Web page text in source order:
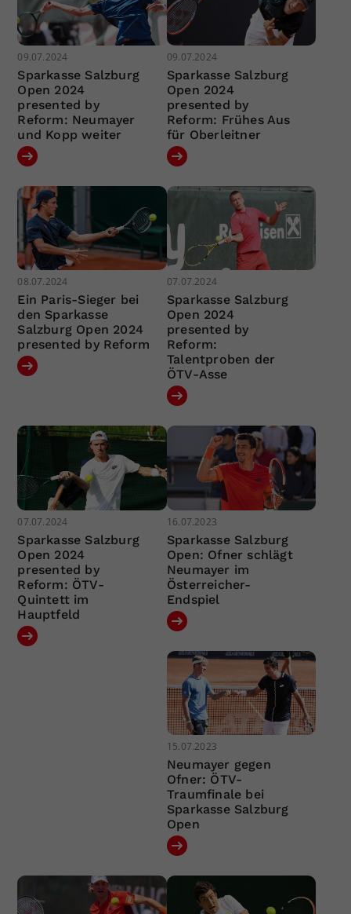
09.07.2024
Sparkasse Salzburg
Open 2024
presented by
Reform: Neumayer
und Kopp weiter
09.07.2024
Sparkasse Salzburg
Open 2024
presented by
Reform: Frühes Aus
für Oberleitner
08.07.2024
Ein Paris-Sieger bei
den Sparkasse
Salzburg Open 2024
presented by Reform
07.07.2024
Sparkasse Salzburg
Open 2024
presented by
Reform:
Talentproben der
ÖTV-Asse
07.07.2024
Sparkasse Salzburg
Open 2024
presented by
Reform: ÖTV-
Quintett im
Hauptfeld
16.07.2023
Sparkasse Salzburg
Open: Ofner schlägt
Neumayer im
Österreicher-
Endspiel
15.07.2023
Neumayer gegen
Ofner: ÖTV-
Traumfinale bei
Sparkasse Salzburg
Open